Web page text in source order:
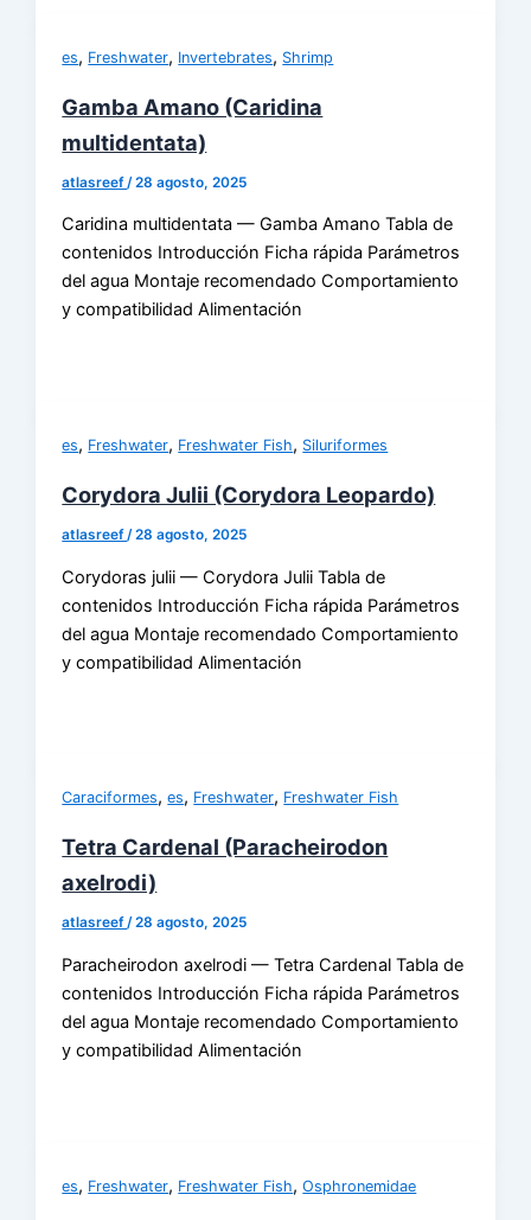
es, Freshwater, Invertebrates, Shrimp
Gamba Amano (Caridina
multidentata)
atlasreef /28 agosto, 2025
Caridina multidentata — Gamba Amano Tabla de
contenidos Introducción Ficha rápida Parámetros
del agua Montaje recomendado Comportamiento
y compatibilidad Alimentación
es, Freshwater, Freshwater Fish, Siluriformes
Corydora Julii (Corydora Leopardo)
atlasreef/28 agosto, 2025
Corydoras julii — Corydora Julii Tabla de
contenidos Introducción Ficha rápida Parámetros
del agua Montaje recomendado Comportamiento
y compatibilidad Alimentación
Caraciformes,es, Freshwater, Freshwater Fish
Tetra Cardenal (Paracheirodon
axelrodi)
atlasreef/28 agosto, 2025
Paracheirodon axelrodi — Tetra Cardenal Tabla de
contenidos Introducción Ficha rápida Parámetros
del agua Montaje recomendado Comportamiento
y compatibilidad Alimentación
es, Freshwater, Freshwater Fish,Osphronemidae